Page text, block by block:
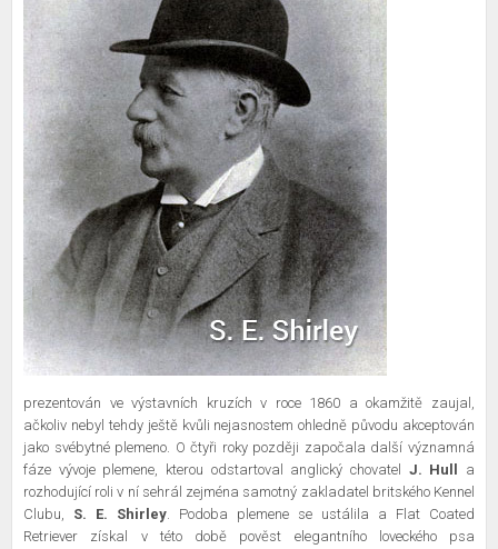
prezentován ve výstavních kruzích v roce 1860 a okamžitě zaujal,
ačkoliv nebyl tehdy ještě kvůli nejasnostem ohledně původu akceptován
jako svébytné plemeno. O čtyři roky později započala další významná
fáze vývoje plemene, kterou odstartoval anglický chovatel J. Hull
a
rozhodující roli v ní sehrál zejména samotný zakladatel britského Kennel
Clubu, S. E. Shirley. Podoba plemene se ustálila a Flat Coated
Retriever získal v této době pověst elegantního loveckého psa